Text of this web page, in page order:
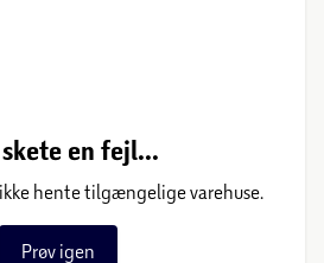
en fejl...
hente tilgængelige varehuse.
Prøv igen